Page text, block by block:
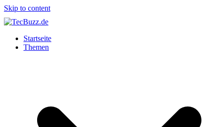
Skip to content
Startseite
Themen